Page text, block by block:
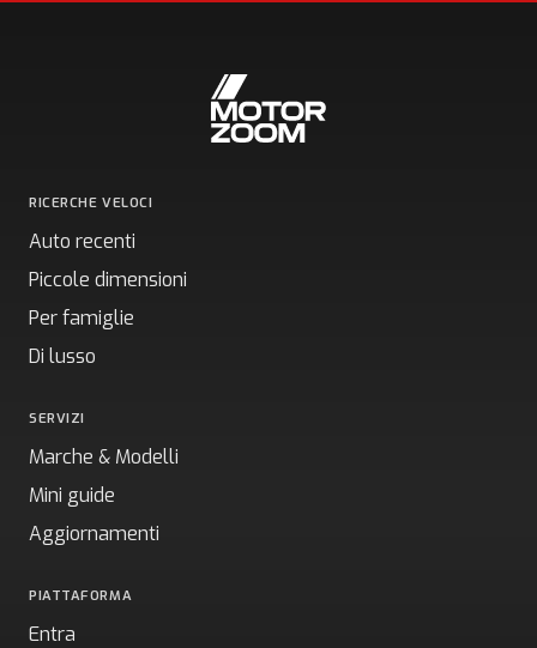
RICERCHE VELOCI
Auto recenti
Piccole dimensioni
Per famiglie
Di lusso
SERVIZI
Marche & Modelli
Mini guide
Aggiornamenti
PIATTAFORMA
Entra